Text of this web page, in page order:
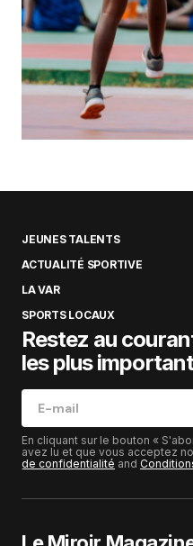
JEUNES TALENTS
ACTUALITÉ SPORTIVE
LA VAR
SPORTS LOCAUX
Restez au
les plus
En cliquant sur le bouton «
avez lu et que vous acceptez
de confidentialité and